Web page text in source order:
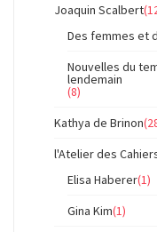
Joaquin Scalbert
Des femmes et
Nouvelles du
lendemain
(8)
Kathya de Brinon
l'Atelier des
Elisa Haberer(1)
Gina Kim(1)